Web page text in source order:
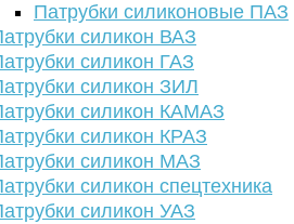
Патрубки силиконовые ПАЗ
силикон ВАЗ
силикон ГАЗ
силикон ЗИЛ
силикон КАМАЗ
силикон КРАЗ
силикон МАЗ
силикон спецтехника
силикон УАЗ